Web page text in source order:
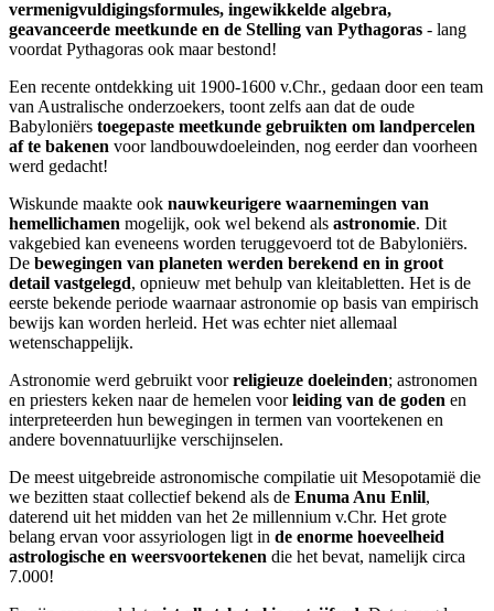
vermenigvuldigingsformules, ingewikkelde algebra,
geavanceerde meetkunde en de Stelling van Pythagoras - lang
voordat Pythagoras ook maar bestond!
Een recente ontdekking uit 1900-1600 v.Chr., gedaan door een team
van Australische onderzoekers, toont zelfs aan dat de oude
Babyloniërs toegepaste meetkunde gebruikten om landpercelen
af te bakenen voor landbouwdoeleinden, nog eerder dan voorheen
werd gedacht!
Wiskunde maakte ook nauwkeurigere waarnemingen van
hemellichamen mogelijk, ook wel bekend als astronomie. Dit
vakgebied kan eveneens worden teruggevoerd tot de Babyloniërs.
De bewegingen van planeten werden berekend en in groot
detail vastgelegd, opnieuw met behulp van kleitabletten. Het is de
eerste bekende periode waarnaar astronomie op basis van empirisch
bewijs kan worden herleid. Het was echter niet allemaal
wetenschappelijk.
Astronomie werd gebruikt voorreligieuze doeleinden; astronomen
en priesters keken naar de hemelen voorleiding van de goden en
interpreteerden hun bewegingen in termen van voortekenen en
andere bovennatuurlijke verschijnselen.
De meest uitgebreide astronomische compilatie uit Mesopotamië die
we bezitten staat collectief bekend als de Enuma Anu Enlil,
daterend uit het midden van het 2e millennium v.Chr. Het grote
belang ervan voor assyriologen ligt in de enorme hoeveelheid
astrologische en weersvoortekenen die het bevat, namelijk circa
7.000!